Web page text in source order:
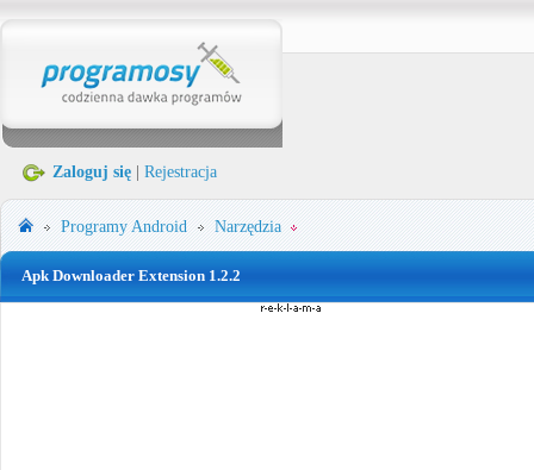
Zaloguj się Rejestracja
ProgramyAndroid Narzędzia
Apk Downloader Extension 1.2.2